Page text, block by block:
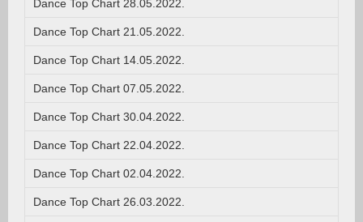
Dance Top Chart 28.05.2022.
Dance Top Chart 21.05.2022.
Dance Top Chart 14.05.2022.
Dance Top Chart 07.05.2022.
Dance Top Chart 30.04.2022.
Dance Top Chart 22.04.2022.
Dance Top Chart 02.04.2022.
Dance Top Chart 26.03.2022.